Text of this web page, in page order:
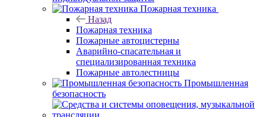
Пожарная техника
Назад
Пожарная техника
Пожарные автоцистерны
Аварийно-спасательная и
специализированная техника
Пожарные автолестницы
Промышленная
безопасность